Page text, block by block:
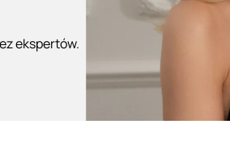
ekspertów.